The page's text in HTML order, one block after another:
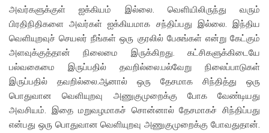
அவர்களுக்குள் ஐக்கியம் இல்லை. வெளியிலிருந்து வரும்
பிரதிநிதிகளை அவர்கள் ஐக்கியமாக சந்திப்பது இல்லை. இந்திய
வெளியுறவுச் செயலர் நீங்கள் ஒரு குரலில் பேசுங்கள் என்று கேட்கும்
அளவுக்குத்தான் நிலைமை இருக்கிறது. கட்சிகளுக்கிடையே
பல்வகைமை இருப்பதில் தவறில்லை.பல்வேறு நிலைப்பாடுகள்
இருப்பதில் தவறில்லை.ஆனால் ஒரு தேசமாக சிந்தித்து ஒரு
பொதுவான வெளியுறவு அணுகுமுறைக்கு போக வேண்டியது
அவசியம். இதை மறுவழமாகச் சொன்னால் தேசமாகச் சிந்திப்பது
என்பது ஒரு பொதுவான வெளியுறவு அணுகுமுறைக்கு போவதுதான்.